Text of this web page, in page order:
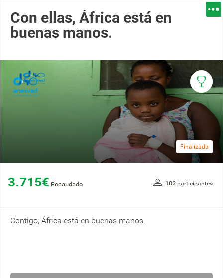
Con ellas, África está en
buenas manos.
Finalizada
3.715€ Recaudado 102 participantes
Contigo, África está en buenas manos.